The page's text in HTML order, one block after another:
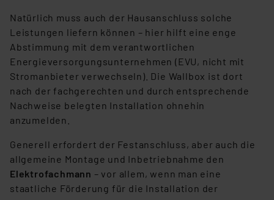
Datenschutz nach EU-Standards eingestuft wird. So
besteht etwa das Risiko, dass US-Behörden
personenbezogene Daten in
Überwachungsprogrammen verarbeiten, ohne dass
hiergegen Klagemöglichkeiten für Europäer bestehen.
Unsere Kooperation mit diesen Dienstleistern stützt
sich auf die Standarddatenschutzklauseln der
Europäischen Kommission sowie einer eigenen
insbesondere der Art der übermittelten Daten,
verbundenen Risiken.“
Impressum | Datenschutzerklärung
Natürlich muss auch der Hausanschluss solche
Leistungen liefern können – hier hilft eine enge
Abstimmung mit dem verantwortlichen
Energieversorgungsunternehmen (EVU, nicht mit
Stromanbieter verwechseln). Die Wallbox ist dort
nach der fachgerechten und durch entsprechende
Nachweise belegten Installation ohnehin
anzumelden.
Generell erfordert der Festanschluss, aber auch die
allgemeine Montage und Inbetriebnahme den
Elektrofachmann – vor allem, wenn man eine
staatliche Förderung für die Installation der